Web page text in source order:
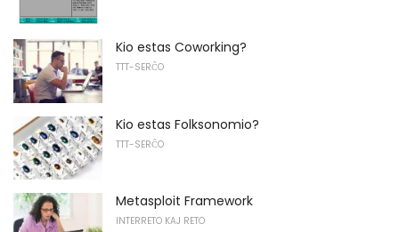
Kio estas Coworking?
TTT-SERĈO
Kio estas Folksonomio?
TTT-SERĈO
Metasploit Framework
INTERRETO KAJ RETO